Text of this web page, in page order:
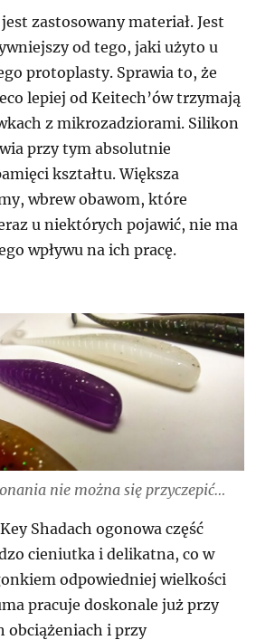
zastosowany materiał. Jest
od tego, jaki użyto u
protoplasty. Sprawia to, że
lepiej od Keitech’ów trzymają
z mikrozadziorami. Silikon
przy tym absolutnie
kształtu. Większa
wbrew obawom, które
u niektórych pojawić, nie ma
wpływu na ich pracę.
nie można się przyczepić…
Shadach ogonowa część
cieniutka i delikatna, co w
odpowiedniej wielkości
pracuje doskonale już przy
obciążeniach i przy